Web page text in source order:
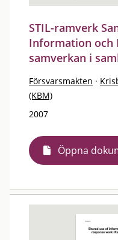
STIL-ramverk
Information och
samverkan i
Försvarsmakten ·
(KBM)
2007
Öppna